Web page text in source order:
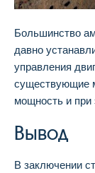
Большинство
давно
управления
существующие
мощность и при
Вывод
В заключении